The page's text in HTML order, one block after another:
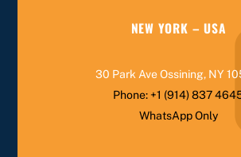
NEW YORK – USA
30 Park Ave Ossining, NY
Phone: +1 (914) 837
WhatsApp Only